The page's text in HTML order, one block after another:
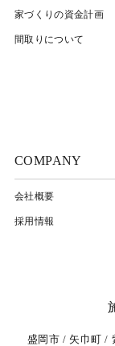
家づくりの資金計画
間取りについて
COMPANY
会社概要
採用情報
盛岡市 矢巾町